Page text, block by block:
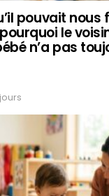
pouvait nous
le
n’a pas